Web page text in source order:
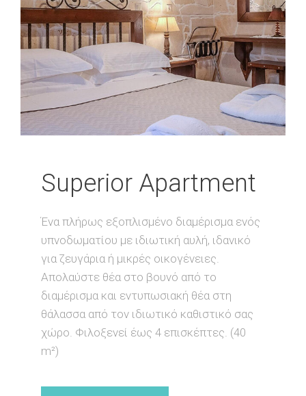
Superior Apartment
Ένα πλήρως εξοπλισμένο διαμέρισμα ενός
υπνοδωματίου με ιδιωτική αυλή, ιδανικό
για ζευγάρια ή μικρές οικογένειες.
Απολαύστε θέα στο βουνό από το
διαμέρισμα και εντυπωσιακή θέα στη
θάλασσα από τον ιδιωτικό καθιστικό σας
χώρο. Φιλοξενεί έως 4 επισκέπτες. (40
m²)